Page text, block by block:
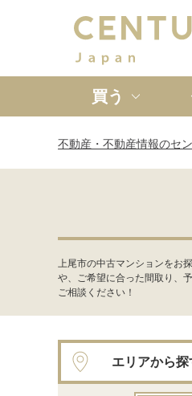
買う
新築
不動産・不動産情報のセ
上尾市の中古マンションをお
や、ご希望に合った間取り、
ご相談ください！
エリアから探